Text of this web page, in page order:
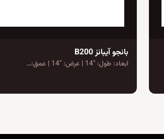
بانجو آیبانز B200
ابعاد: طول: "14 | عرض: "14 | عمق:…